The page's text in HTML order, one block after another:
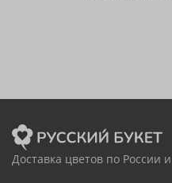
Доставка цветов по России